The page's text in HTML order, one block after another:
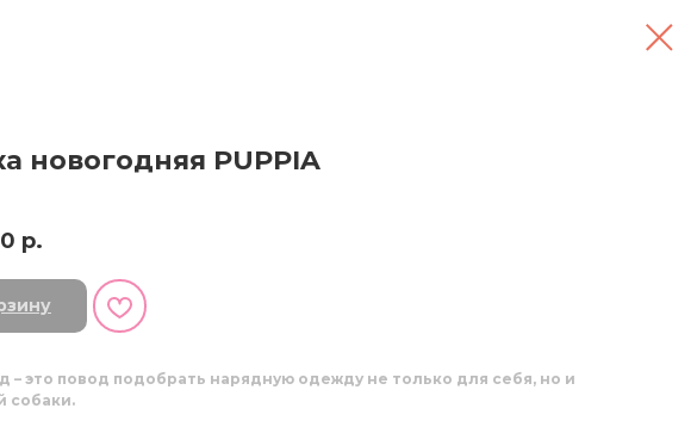
новогодняя PUPPIA
р.
– это повод подобрать нарядную одежду не только для себя, но и
собаки.